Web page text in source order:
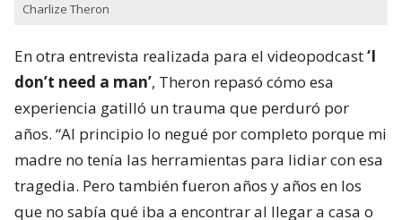
Charlize Theron
En otra entrevista realizada para el videopodcast‘I
don’t need a man’, Theron repasó cómo esa
experiencia gatilló un trauma que perduró por
años. “Al principio lo negué por completo porque mi
madre no tenía las herramientas para lidiar con esa
tragedia. Pero también fueron años y años en los
que no sabía qué iba a encontrar al llegar a casa o